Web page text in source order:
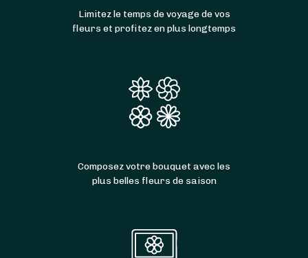
Limitez le temps de voyage de vos
fleurs et profitez en plus longtemps
Composez votre bouquet avec les
plus belles fleurs de saison